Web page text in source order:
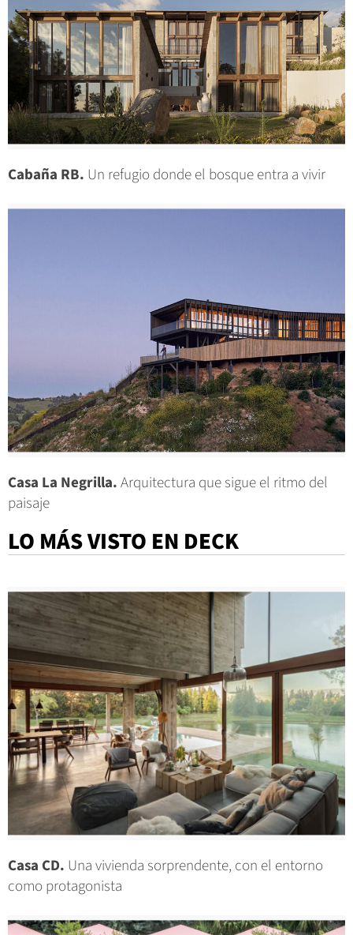
Cabaña RB. Un refugio donde el bosque entra a vivir
Casa La Negrilla.Arquitectura que sigue el ritmo del
paisaje
LO MÁS VISTO EN DECK
Casa CD. Una vivienda sorprendente, con el entorno
como protagonista